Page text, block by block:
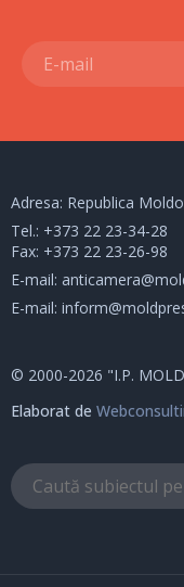
Adresa: Republica
Tel.: +373 22 23-34-28
Fax: +373 22 23-26-98
E-mail:
E-mail:
© 2000-2026 "I.P.
Elaborat de